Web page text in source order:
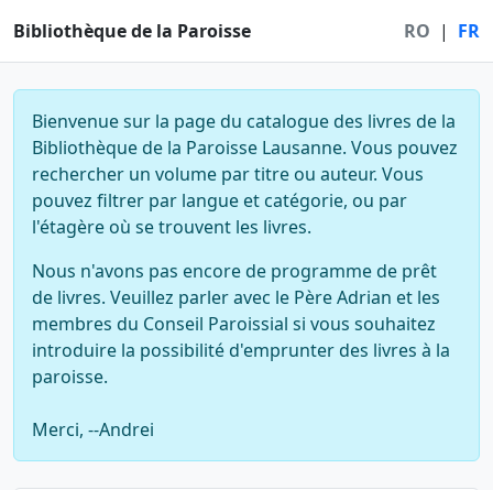
Bibliothèque de la Paroisse RO | FR
Bienvenue sur la page du catalogue des livres de la
Bibliothèque de la Paroisse Lausanne. Vous pouvez
rechercher un volume par titre ou auteur. Vous
pouvez filtrer par langue et catégorie, ou par
l'étagère où se trouvent les livres.
Nous n'avons pas encore de programme de prêt
de livres. Veuillez parler avec le Père Adrian et les
membres du Conseil Paroissial si vous souhaitez
introduire la possibilité d'emprunter des livres à la
paroisse.
Merci, --Andrei